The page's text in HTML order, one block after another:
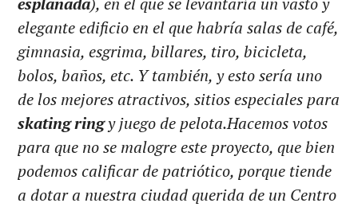
elegante edificio en el que habría salas de café,
gimnasia, esgrima, billares, tiro, bicicleta,
bolos, baños, etc. Y también, y esto sería uno
de los mejores atractivos, sitios especiales para
skating ringy juego de pelota.Hacemos votos
para que no se malogre este proyecto, que bien
podemos calificar de patriótico, porque tiende
a dotar a nuestra ciudad querida de un Centro